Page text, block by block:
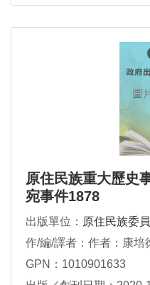
原住民族重大歷
宛事件1878
出版單位： 原住民族委
作/編/譯者：作者：康培
GPN：1010901633